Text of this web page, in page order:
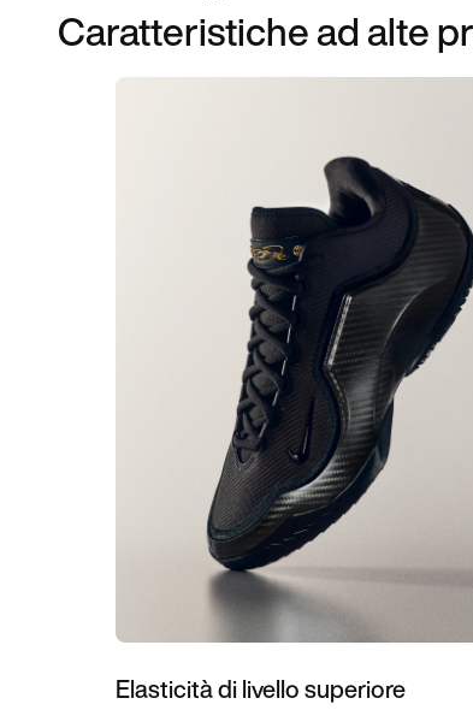
Caratteristiche ad alte
Elasticità di livello superiore